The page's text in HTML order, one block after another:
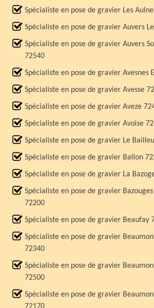
Spécialiste en pose de gravier Les
Spécialiste en pose de gravier Auvers
Spécialiste en pose de gravier Auvers
72540
Spécialiste en pose de gravier Avesnes
Spécialiste en pose de gravier Avesse
Spécialiste en pose de gravier Aveze
Spécialiste en pose de gravier Avoise
Spécialiste en pose de gravier Le
Spécialiste en pose de gravier Ballon
Spécialiste en pose de gravier La
Spécialiste en pose de gravier
72200
Spécialiste en pose de gravier Beaufay
Spécialiste en pose de gravier
72340
Spécialiste en pose de gravier
72500
Spécialiste en pose de gravier